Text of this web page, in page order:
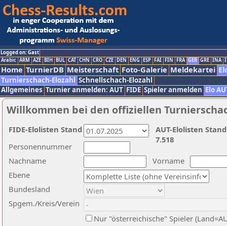
Logged on: Gast
Arabic ARM AZE BIH BUL CAT CHN CRO CZE DEN ENG ESP FAI FIN FRA GER GRE INA
Home TurnierDB Meisterschaft Foto-Galerie Meldekartei
Turnierschach-Elozahl Schnellschach-Elozahl
Allgemeines Turnier anmelden: AUT FIDE Spieler anmelden Elo
Willkommen bei den offiziellen
Nachname
Vorname
Ebene
Personennummer
Bundesland
Spgem./Kreis/Verein
Nur "österreichische" Spieler
AUT-Elolisten
7.518
FIDE-Elolisten Stand